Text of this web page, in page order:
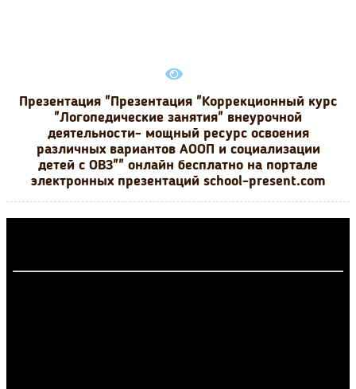
Презентация "Презентация "Коррекционный курс
"Логопедические занятия" внеурочной
деятельности- мощный ресурс освоения
различных вариантов АООП и социализации
детей с ОВЗ"" онлайн бесплатно на портале
электронных презентаций school-present.com